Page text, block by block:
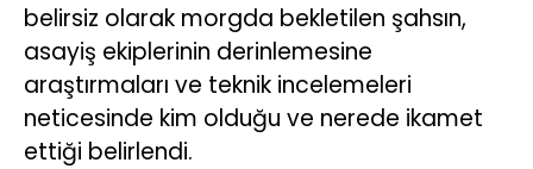
belirsiz olarak morgda bekletilen şahsın,
asayiş ekiplerinin derinlemesine
araştırmaları ve teknik incelemeleri
neticesinde kim olduğu ve nerede ikamet
ettiği belirlendi.